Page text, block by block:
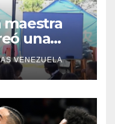
maestra
una
Guaira
VENEZUELA